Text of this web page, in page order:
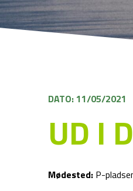
DATO: 11/05/2021
UD I
Mødested: P-